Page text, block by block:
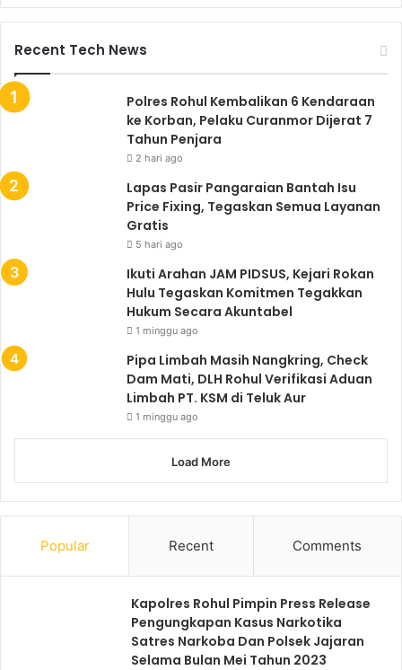
Recent Tech News
Polres Rohul Kembalikan 6 Kendaraan
ke Korban, Pelaku Curanmor Dijerat 7
Tahun Penjara
2 hari ago
Lapas Pasir Pangaraian Bantah Isu
Price Fixing, Tegaskan Semua Layanan
Gratis
5 hari ago
Ikuti Arahan JAM PIDSUS, Kejari Rokan
Hulu Tegaskan Komitmen Tegakkan
Hukum Secara Akuntabel
1 minggu ago
Pipa Limbah Masih Nangkring, Check
Dam Mati, DLH Rohul Verifikasi Aduan
Limbah PT. KSM di Teluk Aur
1 minggu ago
Load More
Popular Recent Comments
Kapolres Rohul Pimpin Press Release
Pengungkapan Kasus Narkotika
Satres Narkoba Dan Polsek Jajaran
Selama Bulan Mei Tahun 2023